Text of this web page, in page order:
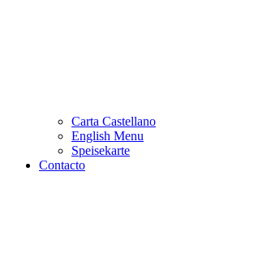
Carta Castellano
English Menu
Speisekarte
Contacto